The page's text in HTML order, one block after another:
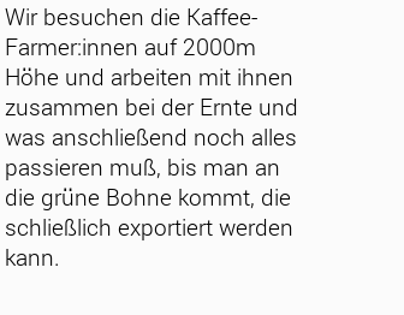
Wir besuchen die Kaffee-
Farmer:innen auf 2000m
Höhe und arbeiten mit ihnen
zusammen bei der Ernte und
was anschließend noch alles
passieren muß, bis man an
die grüne Bohne kommt, die
schließlich exportiert werden
kann.